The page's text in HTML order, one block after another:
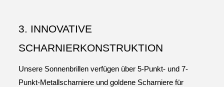
3. INNOVATIVE
SCHARNIERKONSTRUKTION
Unsere Sonnenbrillen verfügen über 5-Punkt- und 7-
Punkt-Metallscharniere und goldene Scharniere für